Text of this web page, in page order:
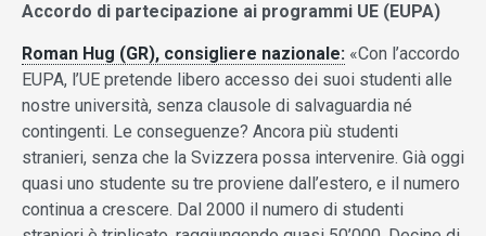
Accordo di partecipazione ai programmi UE (EUPA)
Roman Hug (GR), consigliere nazionale: «Con l’accordo
EUPA, l’UE pretende libero accesso dei suoi studenti alle
nostre università, senza clausole di salvaguardia né
contingenti. Le conseguenze? Ancora più studenti
stranieri, senza che la Svizzera possa intervenire. Già oggi
quasi uno studente su tre proviene dall’estero, e il numero
continua a crescere. Dal 2000 il numero di studenti